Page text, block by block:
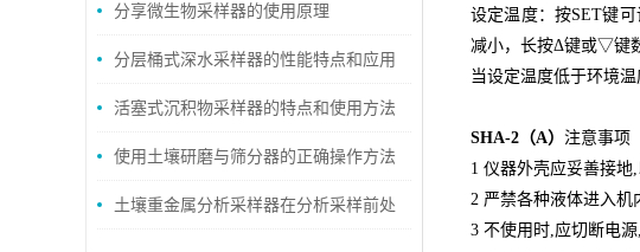
分享微生物采样器的使用原理
分层桶式深水采样器的性能特点和应用
领域活塞式沉积物采样器的特点和使用方法
使用土壤研磨与筛分器的正确操作方法
土壤重金属分析采样器在分析采样前处
设定温度：按SET键
减小，长按Δ键或▽键
当设定温度低于环境温
SHA-2（A） 注意事项
1 仪器外壳应妥善接地,
2 严禁各种液体进入机
3 不使用时,应切断电